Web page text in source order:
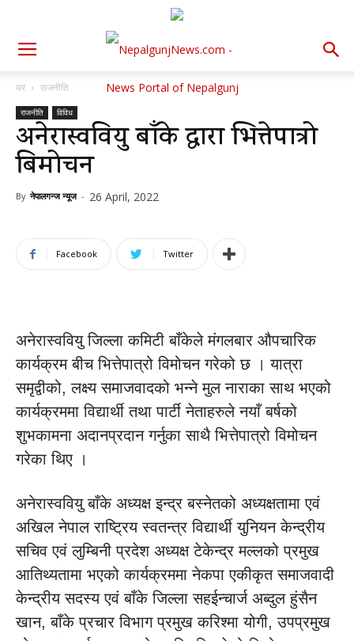
घर राजनीति
राजनीति विविध
अनेरास्ववियु बाँके द्वारा भित्तेपात्रो
बिमोचन
By नेपालगन्ज न्यूज - 26 April, 2022
Facebook Twitter
अनेरास्ववियु जिल्ला कमिटी बाँकेले मंगलबार औपचारिक
कार्यक्रम बीच भित्तेपात्रो विमोचन गरेको छ । यात्रा
समृद्वीको, लक्ष्य समाजवादको भन्ने मुल नाराका साथ भएको
कार्यक्रममा विद्यार्थी तथा पार्टी नेताहरुले नयाँ बर्षको
शुभकामना अदानप्रदान गर्नुका साथै भित्तेपात्रो विमोचन
गरेका थिए ।
अनेरास्ववियु बाँके अध्यक्ष इन्द्र बस्नेतको अध्यक्षतामा एवं
अखिल नेपाल राष्ट्रिय स्वतन्त्र विद्यार्थी युनियन केन्द्रीय
सचिव एवं लुम्बिनी प्रदेश अध्यक्ष टेकेन्द्र मल्लको प्रमुख
आतिथ्यतामा भएको कार्यक्रममा नेकपा एकीकृत समाजवादी
केन्द्रीय सदस्य एवं बाँके जिल्ला सहईन्चार्ज अब्दुल हुंसैन
खान, बाँके प्रचार विभाग प्रमुख करिश्मा योगी, उपप्रमुख